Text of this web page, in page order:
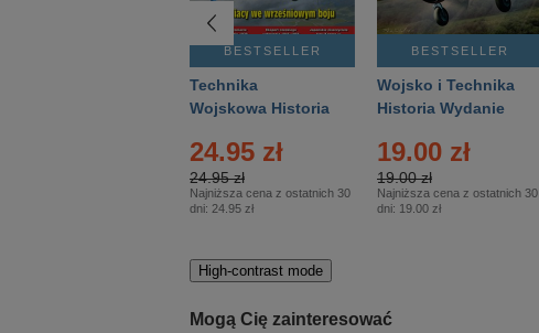
BESTSELLER
Technika
Wojskowa Historia
24.95 zł
24.95 zł
Najniższa cena z ostatnich 30
dni: 24.95 zł
BESTSELLER
Wojsko i Technika
Historia Wydanie
– 2/2026
19.00 zł
19.00 zł
Najniższa cena z ostatnich 30
dni: 19.00 zł
High-contrast mode
Mogą Cię zainteresować